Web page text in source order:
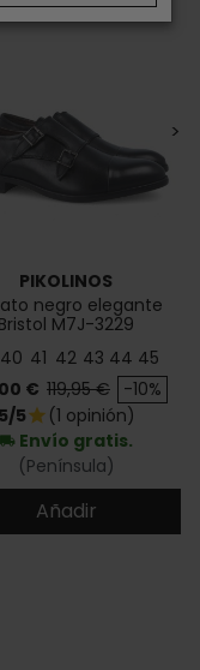
>
PIKOLINOS
negro elegante
Bristol M7J-3229
40 41 42 43 44 45
€ Precio base
119,95 € -10%
5/5star (1 opinión)
local_shipping Envío gratis.
(Península)
Añadir